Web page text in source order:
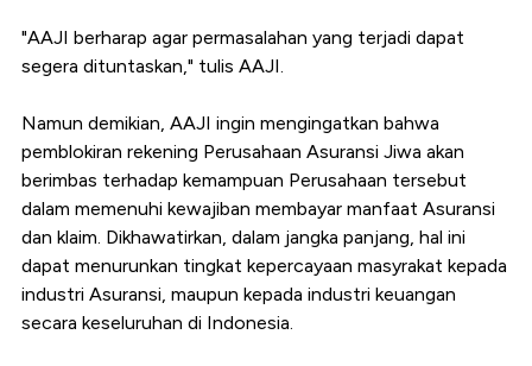
"AAJI berharap agar permasalahan yang terjadi dapat
segera dituntaskan," tulis AAJI.
Namun demikian, AAJI ingin mengingatkan bahwa
pemblokiran rekening Perusahaan Asuransi Jiwa akan
berimbas terhadap kemampuan Perusahaan tersebut
dalam memenuhi kewajiban membayar manfaat Asuransi
dan klaim. Dikhawatirkan, dalam jangka panjang, hal ini
dapat menurunkan tingkat kepercayaan masyrakat kepada
industri Asuransi, maupun kepada industri keuangan
secara keseluruhan di Indonesia.